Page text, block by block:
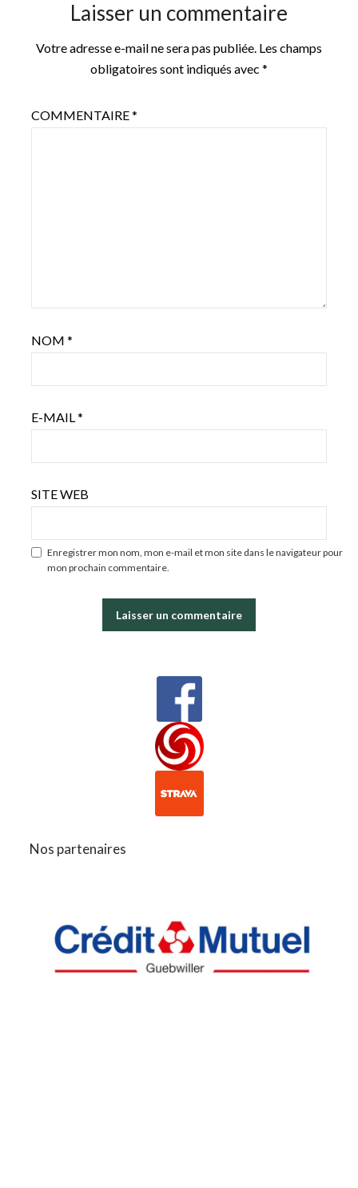
Laisser un commentaire
Votre adresse e-mail ne sera pas publiée. Les champs
obligatoires sont indiqués avec *
COMMENTAIRE*
NOM *
E-MAIL*
SITE WEB
Enregistrer mon nom, mon e-mail et mon site dans le navigateur pour
mon prochain commentaire.
Nos partenaires